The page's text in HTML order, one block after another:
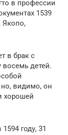
в профессии
1539
Якопо,
в брак с
детей.
видимо, он
хорошей
году, 31